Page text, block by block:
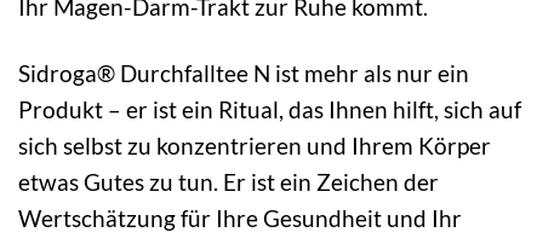
Ihr Magen-Darm-Trakt zur Ruhe kommt.
Sidroga® Durchfalltee N ist mehr als nur ein
Produkt – er ist ein Ritual, das Ihnen hilft, sich auf
sich selbst zu konzentrieren und Ihrem Körper
etwas Gutes zu tun. Er ist ein Zeichen der
Wertschätzung für Ihre Gesundheit und Ihr